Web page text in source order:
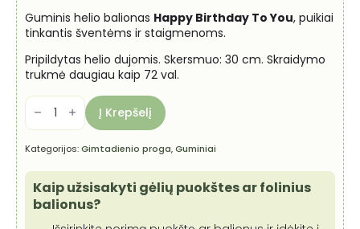
Guminis helio balionas Happy Birthday To You, puikiai
tinkantis šventėms ir staigmenoms.
Pripildytas helio dujomis. Skersmuo: 30 cm. Skraidymo
trukmė daugiau kaip 72 val.
produkto
kiekis:
Helio
balionas
-
Happy
Birthday
juodi
Į Krepšelį
Kategorijos:Gimtadienio proga,Guminiai
Kaip užsisakyti gėlių puokštes ar folinius
balionus?